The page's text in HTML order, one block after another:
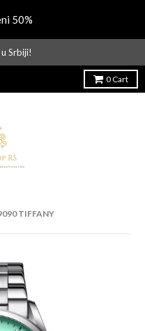
50%
Srbiji!
0Cart
TIFFANY